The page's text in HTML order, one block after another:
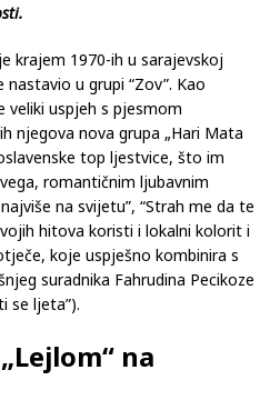
krajem 1970-ih u sarajevskoj
nastavio u grupi “Zov”. Kao
uspjeh s pjesmom
njegova nova grupa „Hari Mata
top ljestvice, što im
romantičnim ljubavnim
na svijetu”, “Strah me da te
hitova koristi i lokalni kolorit i
koje uspješno kombinira s
suradnika Fahrudina Pecikoze
se ljeta”).
na